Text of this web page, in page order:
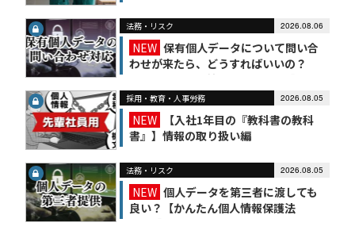
法務・リスク 2026.08.06
NEW 保有個人データについて問い合
わせが来たら、どうすればいいの？
【かんたん個人情報保護法（7）】
採用・教育・人事労務 2026.08.05
NEW
【入社1年目の『教科書の教科
書』】情報の取り扱い編
法務・リスク 2026.08.05
NEW 個人データを第三者に渡しても
良い？【かんたん個人情報保護法